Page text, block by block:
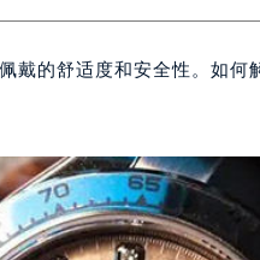
戴的舒适度和安全性。如